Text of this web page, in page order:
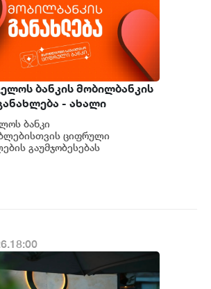
ბანკის მობილბანკის
- ახალი
ბანკი
ციფრული
გაუმჯობესებას